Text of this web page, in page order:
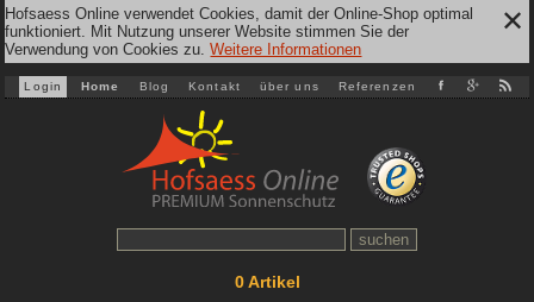
Hofsaess Online verwendet Cookies, damit der Online-Shop optimal
funktioniert. Mit Nutzung unserer Website stimmen Sie der
Verwendung von Cookies zu.Weitere Informationen
✕
Login Home Blog Kontakt über uns Referenzen
0Artikel